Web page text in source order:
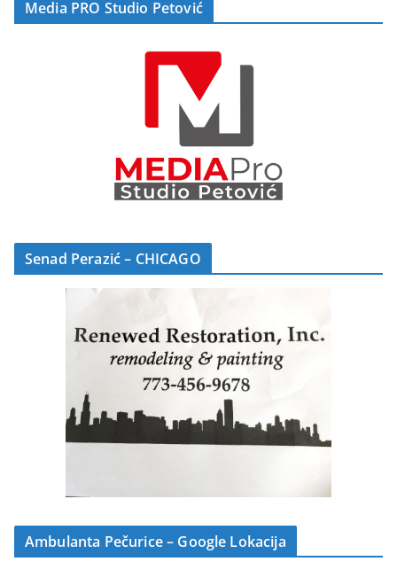
Media PRO Studio Petović
Senad Perazić – CHICAGO
Ambulanta Pečurice – Google Lokacija